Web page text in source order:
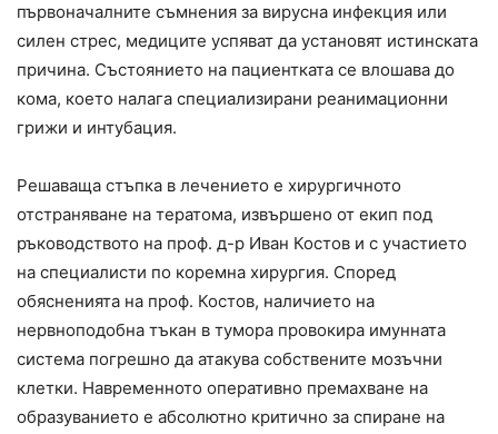
първоначалните съмнения за вирусна инфекция или
силен стрес, медиците успяват да установят истинската
причина. Състоянието на пациентката се влошава до
кома, което налага специализирани реанимационни
грижи и интубация.
Решаваща стъпка в лечението е хирургичното
отстраняване на тератома, извършено от екип под
ръководството на проф. д-р Иван Костов и с участието
на специалисти по коремна хирургия. Според
обясненията на проф. Костов, наличието на
нервноподобна тъкан в тумора провокира имунната
система погрешно да атакува собствените мозъчни
клетки. Навременното оперативно премахване на
образуванието е абсолютно критично за спиране на